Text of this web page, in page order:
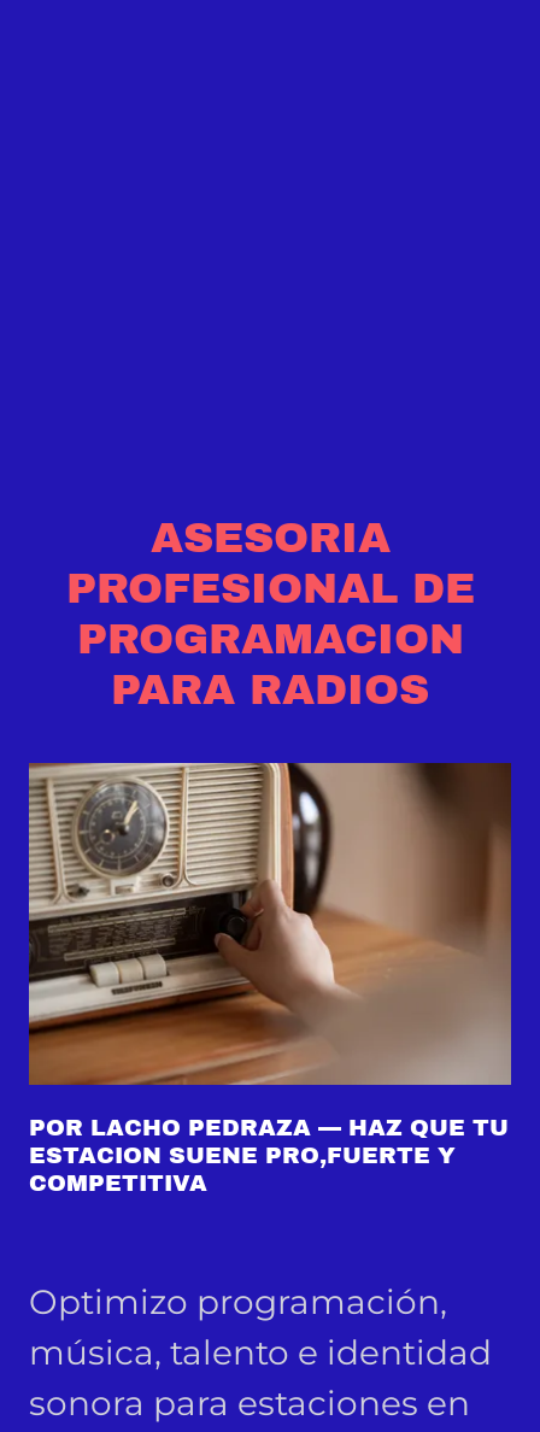
ASESORIA
PROFESIONAL DE
PROGRAMACION
PARA RADIOS
POR LACHO PEDRAZA — HAZ QUE TU
ESTACION SUENE PRO,FUERTE Y
COMPETITIVA
Optimizo programación,
música, talento e identidad
sonora para estaciones en